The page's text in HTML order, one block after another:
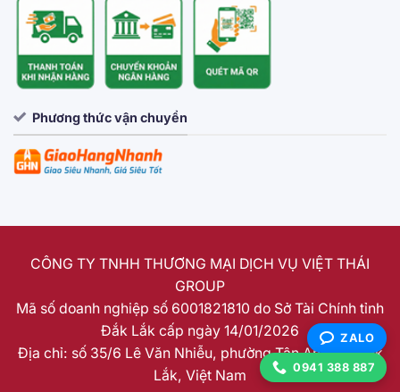
Phương thức vận chuyển
CÔNG TY TNHH THƯƠNG MẠI DỊCH VỤ VIỆT THÁI
GROUP
Mã số doanh nghiệp số 6001821810 do Sở Tài Chính tỉnh
Đắk Lắk cấp ngày 14/01/2026
Địa chỉ: số 35/6 Lê Văn Nhiễu, phường Tân An, tỉnh Đắk
Lắk, Việt Nam
ZALO
0941 388 887